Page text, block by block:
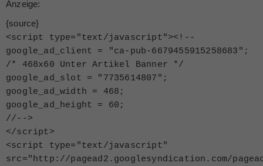
Anzeige:
{source}
<script type="text/javascript">< !--
google_ad_client = "ca-pub-6679455915258683";
/* 468x60 Unter Artikel Banner */
google_ad_slot = "7735614807";
google_ad_width = 468;
google_ad_height = 60;
//-->
</script>
<script type="text/javascript"
src="http://pagead2.googlesyndication.com/